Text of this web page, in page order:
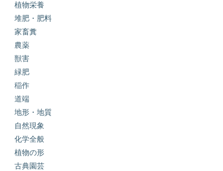
植物栄養
堆肥・肥料
家畜糞
農薬
獣害
緑肥
稲作
道端
地形・地質
自然現象
化学全般
植物の形
古典園芸